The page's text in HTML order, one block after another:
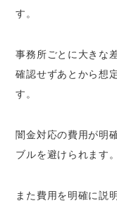
す。
事務所ごとに大きな
確認せずあとから想
す。
闇金対応の費用が明
ブルを避けられます。
また費用を明確に説